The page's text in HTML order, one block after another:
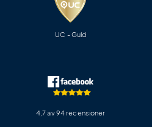
UC - Guld
4,7 av 94 recensioner